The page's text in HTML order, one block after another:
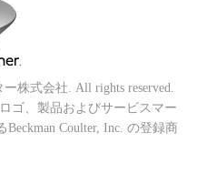
株式会社. All rights reserved.
ロゴ、製品およびサービスマー
Coulter, Inc. の登録商